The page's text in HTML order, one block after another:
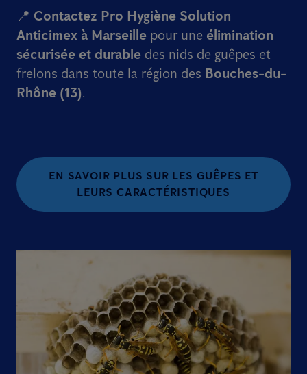
📍 Contactez Pro Hygiène Solution
Anticimex à Marseille pour une élimination
sécurisée et durable des nids de guêpes et
frelons dans toute la région des Bouches-du-
Rhône (13).
EN SAVOIR PLUS SUR LES GUÊPES ET
LEURS CARACTÉRISTIQUES